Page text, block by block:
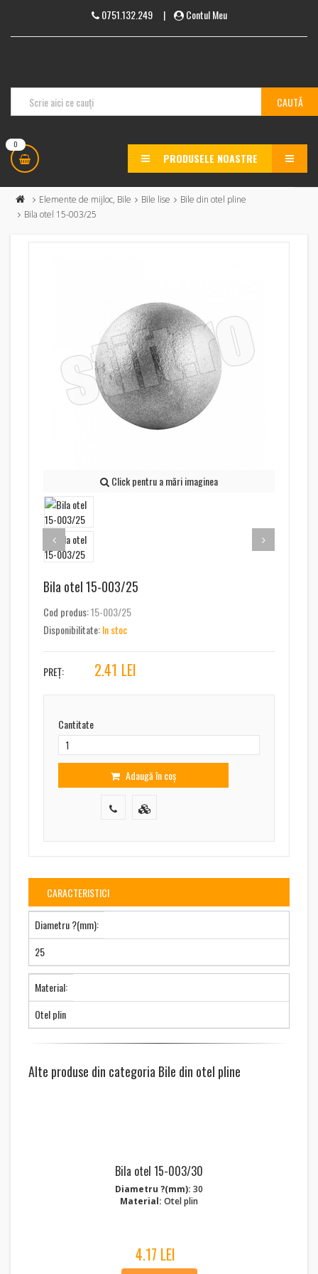
0751.132.249| Contul Meu
0
PRODUSELE NOASTRE MENU
Elemente de mijloc, Bile Bile lise
Bile din otel pline
Bila otel 15-003/25
Click pentru a mări imaginea
Bila otel 15-003/25
Cod produs:15-003/25
Disponibilitate:In stoc
PREȚ: 2.41 LEI
Cantitate
Adaugă în coș
CARACTERISTICI
Diametru ?(mm):
25
Material:
Otel plin
Alte produse din categoria Bile din otel pline
Bila otel 15-003/30
Diametru ?(mm): 30
Material: Otel plin
4.17 LEI